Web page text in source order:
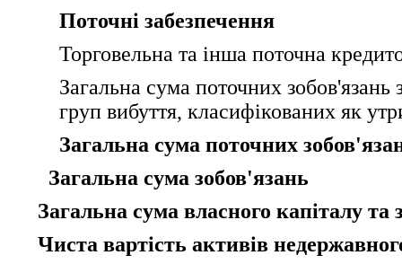
Поточні забезпечення
Торговельна та інша поточна
Загальна сума поточних
груп вибуття, класифікованих як
Загальна сума поточних
Загальна сума зобов'язань
Загальна сума власного капіталу та
Чиста вартість активів